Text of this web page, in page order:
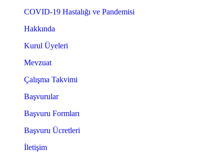
COVID-19 Hastalığı ve Pandemisi
Hakkında
Kurul Üyeleri
Mevzuat
Çalışma Takvimi
Başvurular
Başvuru Formları
Başvuru Ücretleri
İletişim